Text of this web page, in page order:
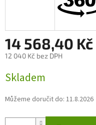
14 568,40 Kč
12 040 Kč bez DPH
cena:
Skladem
Můžeme doručit do: 11.8.2026